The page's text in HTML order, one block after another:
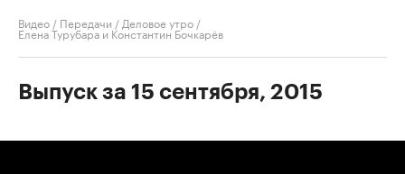
Видео / Передачи / Деловое утро /
Елена Турубара и Константин Бочкарёв
Выпуск за 15 сентября, 2015